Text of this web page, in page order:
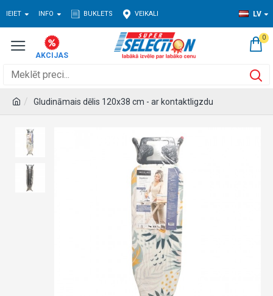
IEIET INFO BUKLETS VEIKALI LV
0
Gludināmais dēlis 120x38 cm - ar kontaktligzdu